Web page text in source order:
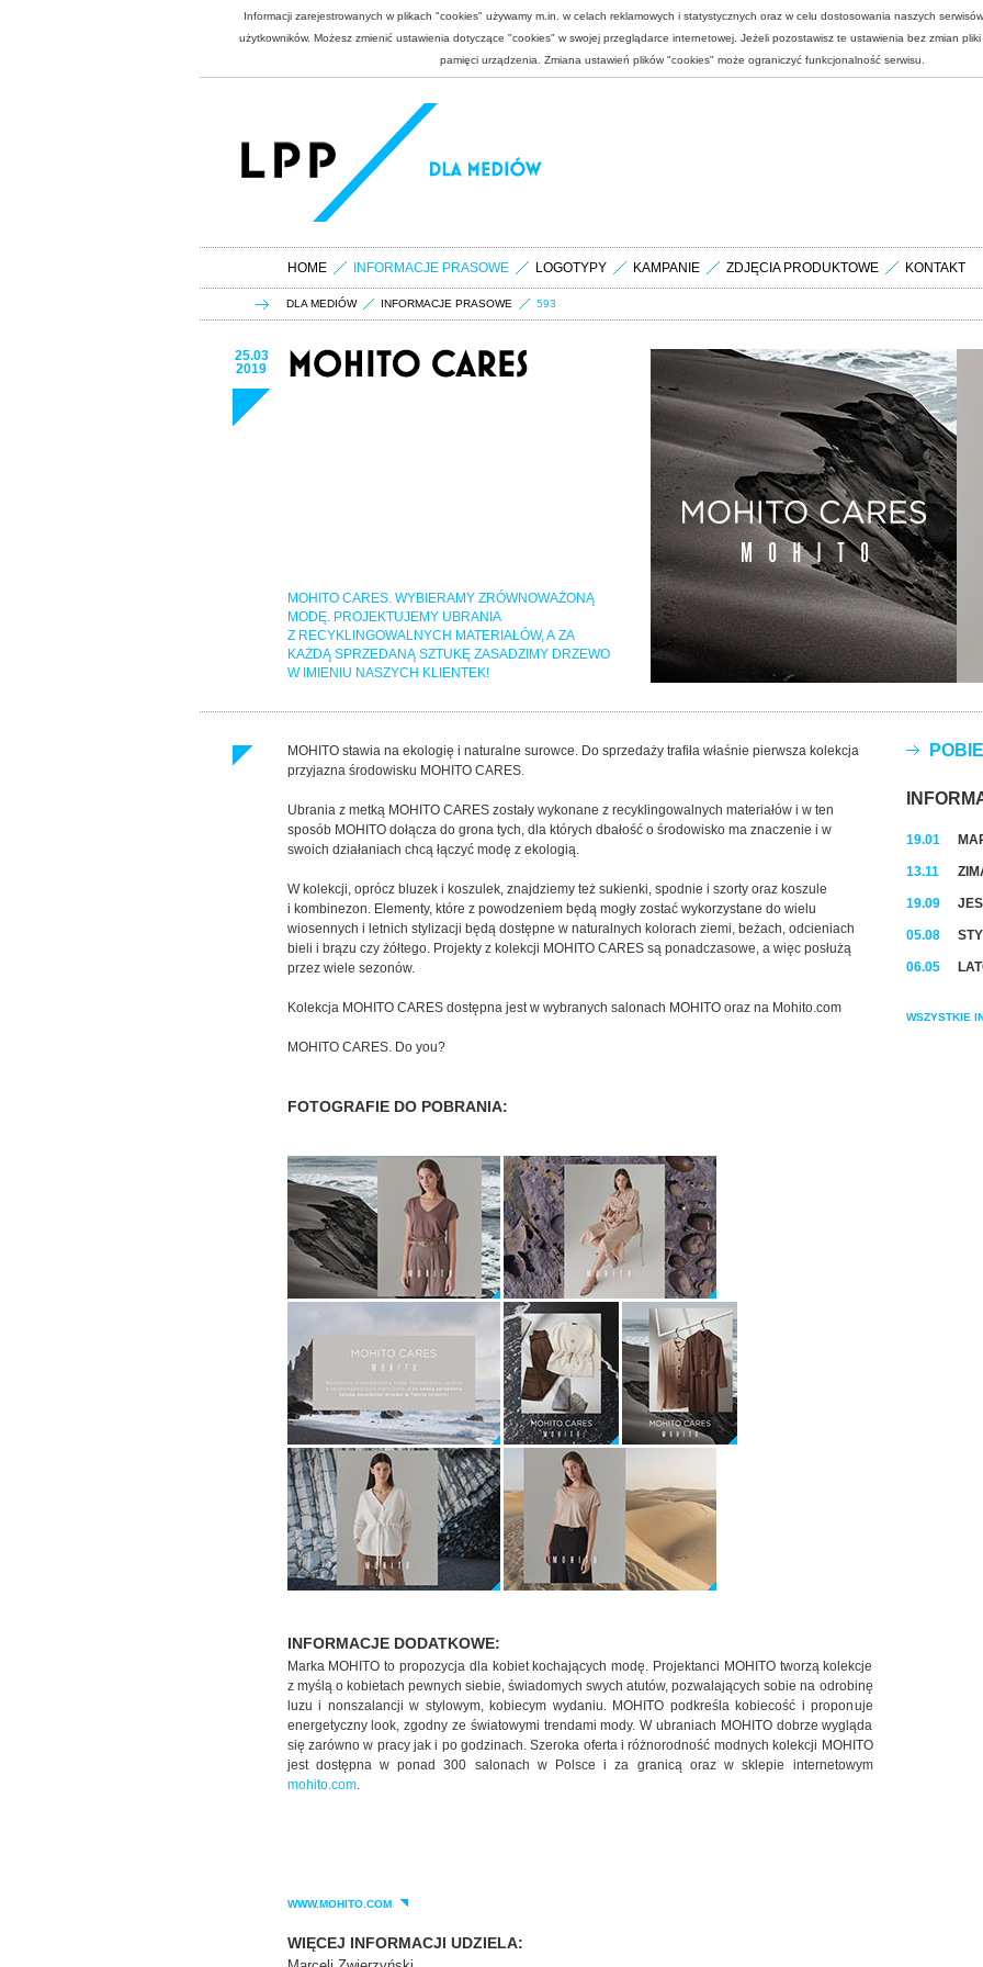
Informacji zarejestrowanych w plikach "cookies" używamy m.in. w celach reklamowych i statystycznych oraz w celu dostosowania naszych
użytkowników. Możesz zmienić ustawienia dotyczące "cookies" w swojej przeglądarce internetowej. Jeżeli pozostawisz te ustawienia bez zmian
pamięci urządzenia. Zmiana ustawień plików "cookies" może ograniczyć funkcjonalność serwisu.
HOME INFORMACJE PRASOWE LOGOTYPY KAMPANIE ZDJĘCIA PRODUKTOWE KONTAKT
DLA MEDIÓW INFORMACJE PRASOWE 593
25.03
2019
MOHITO CARES. WYBIERAMY ZRÓWNOWAŻONĄ
MODĘ. PROJEKTUJEMY UBRANIA
Z RECYKLINGOWALNYCH MATERIAŁÓW, A ZA
KAŻDĄ SPRZEDANĄ SZTUKĘ ZASADZIMY DRZEWO
W IMIENIU NASZYCH KLIENTEK!
MOHITO stawia na ekologię i naturalne surowce. Do sprzedaży trafiła właśnie pierwsza kolekcja
przyjazna środowisku MOHITO CARES.
Ubrania z metką MOHITO CARES zostały wykonane z recyklingowalnych materiałów i w ten
sposób MOHITO dołącza do grona tych, dla których dbałość o środowisko ma znaczenie i w
swoich działaniach chcą łączyć modę z ekologią.
W kolekcji, oprócz bluzek i koszulek, znajdziemy też sukienki, spodnie i szorty oraz koszule
i kombinezon. Elementy, które z powodzeniem będą mogły zostać wykorzystane do wielu
wiosennych i letnich stylizacji będą dostępne w naturalnych kolorach ziemi, beżach, odcieniach
bieli i brązu czy żółtego. Projekty z kolekcji MOHITO CARES są ponadczasowe, a więc posłużą
przez wiele sezonów.
Kolekcja MOHITO CARES dostępna jest w wybranych salonach MOHITO oraz na Mohito.com
MOHITO CARES. Do you?
FOTOGRAFIE DO POBRANIA:
INFORMACJE DODATKOWE:
Marka MOHITO to propozycja dla kobiet kochających modę. Projektanci MOHITO tworzą kolekcje
z myślą o kobietach pewnych siebie, świadomych swych atutów, pozwalających sobie na odrobinę
luzu i nonszalancji w stylowym, kobiecym wydaniu. MOHITO podkreśla kobiecość i proponuje
energetyczny look, zgodny ze światowymi trendami mody. W ubraniach MOHITO dobrze wygląda
się zarówno w pracy jak i po godzinach. Szeroka oferta i różnorodność modnych kolekcji MOHITO
jest dostępna w ponad 300 salonach w Polsce i za granicą oraz w sklepie internetowym
mohito.com.
WWW.MOHITO.COM
WIĘCEJ INFORMACJI UDZIELA:
19.01
13.11
19.09
05.08
06.05
WSZYSTKIE